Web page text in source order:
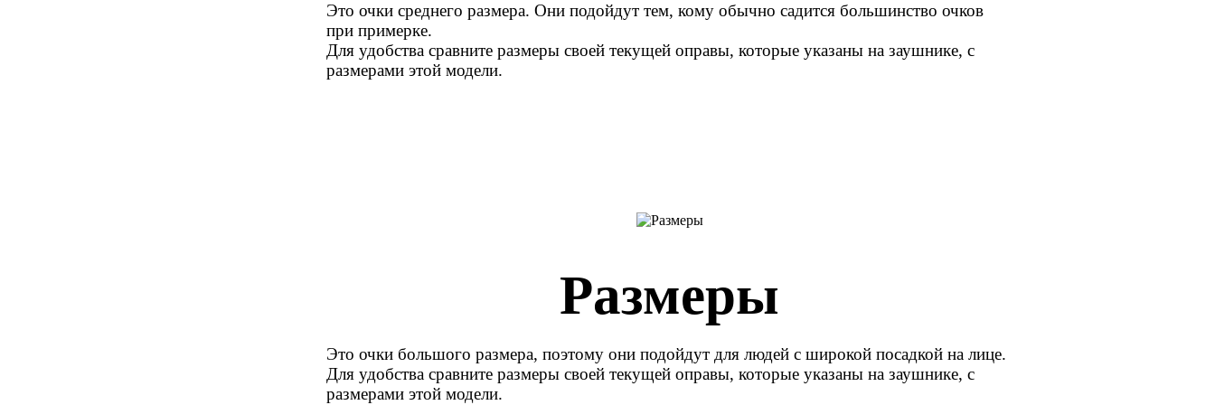
Это очки среднего размера. Они подойдут тем, кому обычно садится большинство очков
при примерке.
Для удобства сравните размеры своей текущей оправы, которые указаны на заушнике, с
размерами этой модели.
Размеры
Это очки большого размера, поэтому они подойдут для людей с широкой посадкой на лице.
Для удобства сравните размеры своей текущей оправы, которые указаны на заушнике, с
размерами этой модели.